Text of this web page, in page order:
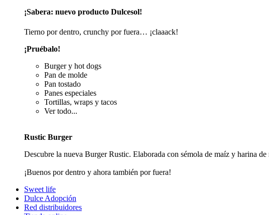
¡Sabera: nuevo producto Dulcesol!
Tierno por dentro, crunchy por fuera… ¡claaack!
¡Pruébalo!
Burger y hot dogs
Pan de molde
Pan tostado
Panes especiales
Tortillas, wraps y tacos
Ver todo...
Rustic Burger
Descubre la nueva Burger Rustic. Elaborada con sémola de maíz y harina
¡Buenos por dentro y ahora también por fuera!
Sweet life
Dulce Adopción
Red distribuidores